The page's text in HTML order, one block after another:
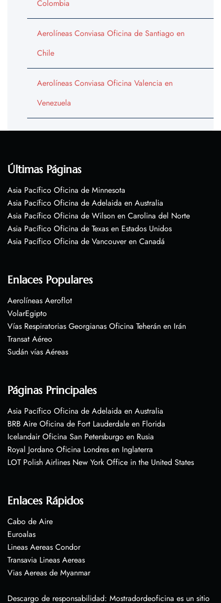
Colombia
Aerolíneas Conviasa Oficina de Santiago en
Chile
Aerolíneas Conviasa Oficina Valencia en
Venezuela
Últimas Páginas
Asia Pacífico Oficina de Minnesota
Asia Pacífico Oficina de Adelaida en Australia
Asia Pacífico Oficina de Wilson en Carolina del Norte
Asia Pacífico Oficina de Texas en Estados Unidos
Asia Pacífico Oficina de Vancouver en Canadá
Enlaces Populares
Aerolíneas Aeroflot
VolarEgipto
Vías Respiratorias Georgianas Oficina Teherán en Irán
Transat Aéreo
Sudán vías Aéreas
Páginas Principales
Asia Pacífico Oficina de Adelaida en Australia
BRB Aire Oficina de Fort Lauderdale en Florida
Icelandair Oficina San Petersburgo en Rusia
Royal Jordano Oficina Londres en Inglaterra
LOT Polish Airlines New York Office in the United States
Enlaces Rápidos
Cabo de Aire
Euroalas
Lineas Aereas Condor
Transavia Lineas Aereas
Vias Aereas de Myanmar
Descargo de responsabilidad: Mostradordeoficina es un sitio